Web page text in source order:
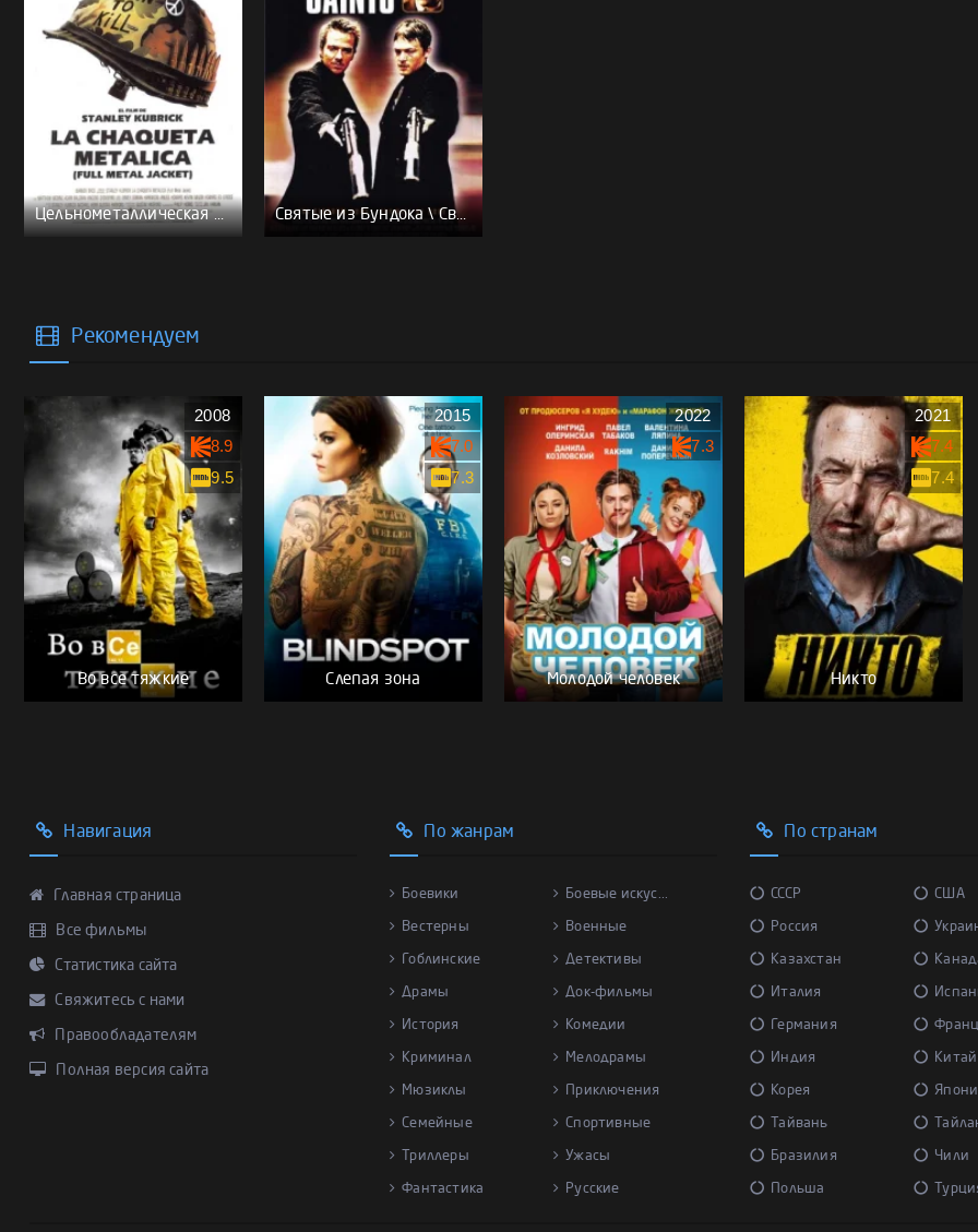
Цельнометаллическая оболочка - (Перевод Гоблина) Святые из Бундока \ Святые из трущоб - (Перевод Гоблина)
Рекомендуем
Во все тяжкие
2008
8.9
9.5
Слепая зона
2015
7.0
7.3
Молодой человек
2022
7.3
Никто
2021
7.4
7.4
Навигация
Главная страница
Все фильмы
Статистика сайта
Свяжитесь с нами
Правообладателям
Полная версия сайта
По жанрам
Боевики Боевые искус...
Вестерны Военные
Гоблинские Детективы
Драмы Док-фильмы
История Комедии
Криминал Мелодрамы
Мюзиклы Приключения
Семейные Спортивные
Триллеры Ужасы
Фантастика Русские
По странам
СССР США
Россия
Казахстан
Италия
Германия
Индия Китай
Корея
Тайвань
Бразилия Чили
Польша